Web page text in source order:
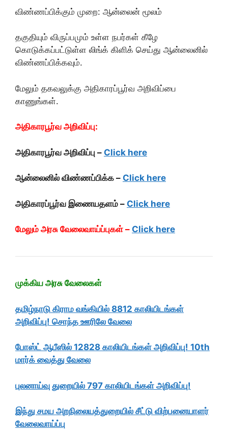
விண்ணப்பிக்கும் முறை: ஆன்லைன் மூலம்
தகுதியும் விருப்பமும் உள்ள நபர்கள் கீழே
கொடுக்கப்பட்டுள்ள லிங்க் கிளிக் செய்து ஆன்லைனில்
விண்ணப்பிக்கவும்.
மேலும் தகவலுக்கு அதிகாரப்பூர்வ அறிவிப்பை
காணுங்கள்.
அதிகாரபூர்வ அறிவிப்பு:
அதிகாரபூர்வ அறிவிப்பு – Click here
ஆன்லைனில் விண்ணப்பிக்க – Click here
அதிகாரப்பூர்வ இணையதளம் – Click here
மேலும் அரசு வேலைவாய்ப்புகள் – Click here
முக்கிய அரசு வேலைகள்
தமிழ்நாடு கிராம வங்கியில் 8812 காலியிடங்கள்
அறிவிப்பு! சொந்த ஊரிலே வேலை
போஸ்ட் ஆபீஸில் 12828 காலியிடங்கள் அறிவிப்பு! 10th
மார்க் வைத்து வேலை
புலனாய்வு துறையில் 797 காலியிடங்கள் அறிவிப்பு!
இந்து சமய அறநிலையத்துறையில் சீட்டு விற்பனையாளர்
வேலைவாய்ப்பு